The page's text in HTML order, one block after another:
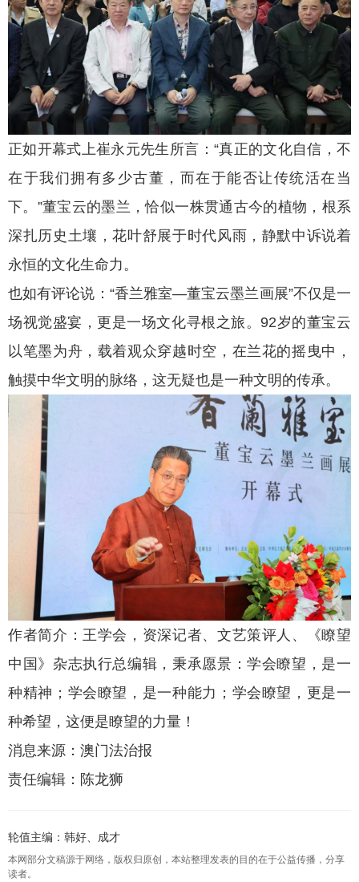
正如开幕式上崔永元先生所言：“真正的文化自信，不
在于我们拥有多少古董，而在于能否让传统活在当
下。”董宝云的墨兰，恰似一株贯通古今的植物，根系
深扎历史土壤，花叶舒展于时代风雨，静默中诉说着
永恒的文化生命力。
也如有评论说：“香兰雅室—董宝云墨兰画展”不仅是一
场视觉盛宴，更是一场文化寻根之旅。92岁的董宝云
以笔墨为舟，载着观众穿越时空，在兰花的摇曳中，
触摸中华文明的脉络，这无疑也是一种文明的传承。
作者简介：王学会，资深记者、文艺策评人、《瞭望
中国》杂志执行总编辑，秉承愿景：学会瞭望，是一
种精神；学会瞭望，是一种能力；学会瞭望，更是一
种希望，这便是瞭望的力量！
消息来源：澳门法治报
责任编辑：陈龙狮
轮值主编：韩好、成才
本网部分文稿源于网络，版权归原创，本站整理发表的目的在于公益传播，分享
读者。